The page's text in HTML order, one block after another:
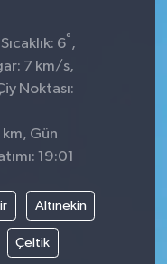
6° ,
7 km/s,
Noktası:
Gün
19:01
Altınekin
Çeltik